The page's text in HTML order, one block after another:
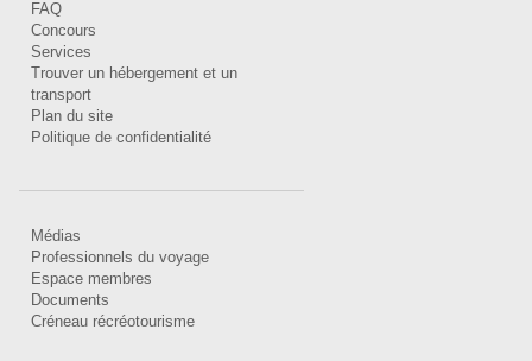
FAQ
Concours
Services
Trouver un hébergement et un
transport
Plan du site
Politique de confidentialité
Médias
Professionnels du voyage
Espace membres
Documents
Créneau récréotourisme